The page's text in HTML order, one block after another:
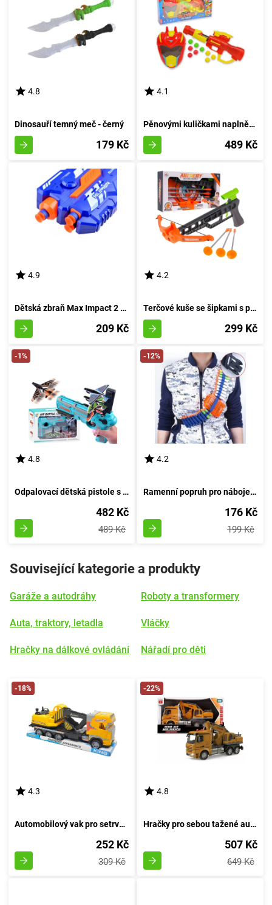
4.8
Dinosauří temný meč - černý
179 Kč
4.1
Pěnovými kuličkami naplněná vesmírná pistole s maskou
489 Kč
4.9
Dětská zbraň Max Impact 2 v 1
209 Kč
4.2
Terčové kuše se šipkami s přísavky
299 Kč
-1%
4.8
Odpalovací dětská pistole s letadly - Modrá
482 Kč
489 Kč
-12%
4.2
Ramenní popruh pro náboje pro pistole NERF
176 Kč
199 Kč
Související kategorie a produkty
Garáže a autodráhy
Auta, traktory, letadla
Hračky na dálkové ovládání
Roboty a transformery
Vláčky
Nářadí pro děti
-18%
4.3
Automobilový vak pro setrvačník
252 Kč
309 Kč
-22%
4.8
Hračky pro sebou tažené autíčka
507 Kč
649 Kč